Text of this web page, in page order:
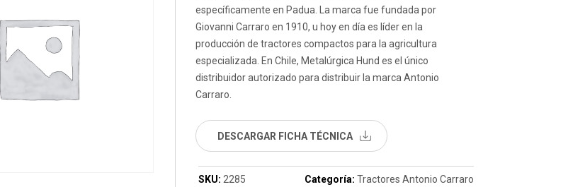
específicamente en Padua. La marca fue fundada por
Giovanni Carraro en 1910, u hoy en día es líder en la
producción de tractores compactos para la agricultura
especializada. En Chile, Metalúrgica Hund es el único
distribuidor autorizado para distribuir la marca Antonio
Carraro.
DESCARGAR FICHA TÉCNICA
SKU: 2285 Categoría: Tractores Antonio Carraro